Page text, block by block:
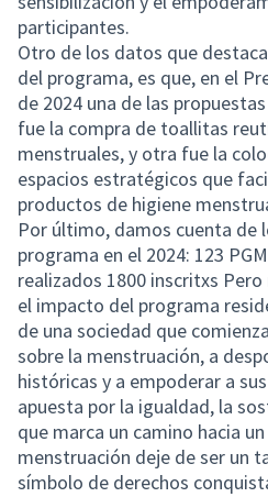
participantes.
Otro de los datos que
del programa, es que, en el
de 2024 una de las
fue la compra de toallitas
menstruales, y otra fue la
espacios estratégicos que
productos de higiene
Por último, damos cuenta de
programa en el 2024: 123
realizados 1800 inscritxs
el impacto del programa
de una sociedad que
sobre la menstruación, a
históricas y a empoderar a
apuesta por la igualdad, la
que marca un camino hacia
menstruación deje de ser un
símbolo de derechos